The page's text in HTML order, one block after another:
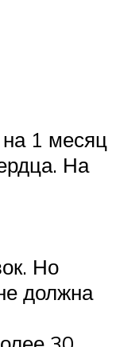
1 месяц
На
Но
должна